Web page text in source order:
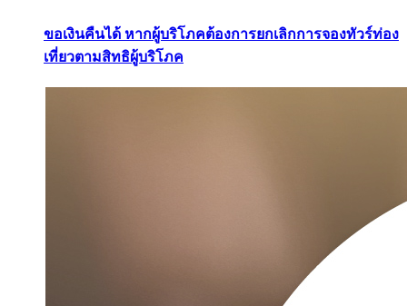
ขอเงินคืนได้ หากผู้บริโภคต้องการยกเลิกการจองทัวร์ท่อง
เที่ยวตามสิทธิผู้บริโภค